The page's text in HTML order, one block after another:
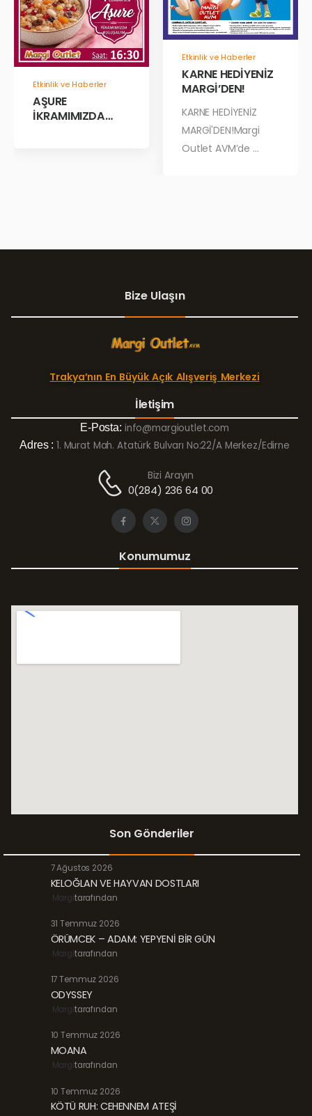
Etkinlik ve Haberler
AŞURE
İKRAMIMIZDA
Etkinlik ve Haberler
KARNE HEDİYENİZ
MARGİ’DEN!
KARNE HEDİYENİZ
MARGİ'DEN!Margi
Outlet AVM’de ...
Bize Ulaşın
Trakya’nın En Büyük Açık Alışveriş Merkezi
İletişim
E-Posta: info@margioutlet.com
Adres : 1. Murat Mah. Atatürk Bulvarı No:22/A Merkez/Edirne
Bizi Arayın
0(284) 236 64 00
Konumumuz
Son Gönderiler
7 Ağustos 2026
KELOĞLAN VE HAYVAN DOSTLARI
Margitarafından
31 Temmuz 2026
ÖRÜMCEK – ADAM: YEPYENİ BİR GÜN
Margitarafından
17 Temmuz 2026
ODYSSEY
Margitarafından
10 Temmuz 2026
MOANA
Margitarafından
10 Temmuz 2026
KÖTÜ RUH: CEHENNEM ATEŞİ